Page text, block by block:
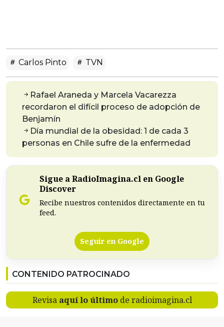
Carlos Pinto TVN
Rafael Araneda y Marcela Vacarezza
recordaron el difícil proceso de adopción de
Benjamín
Día mundial de la obesidad: 1 de cada 3
personas en Chile sufre de la enfermedad
Sigue a RadioImagina.cl en Google
Discover
Recibe nuestros contenidos directamente en tu
feed.
Seguir en Google
CONTENIDO PATROCINADO
Revisa aquí lo últimode radioimagina.cl